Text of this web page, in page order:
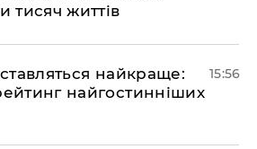
тисяч життів
найкраще:
найгостинніших
15:56